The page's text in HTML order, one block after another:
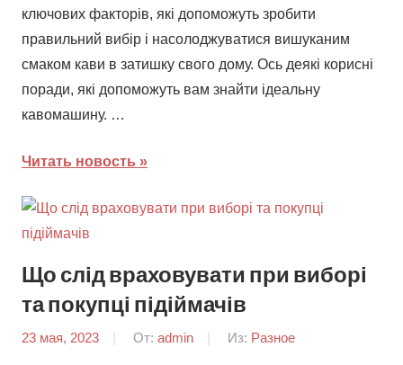
ключових факторів, які допоможуть зробити
правильний вибір і насолоджуватися вишуканим
смаком кави в затишку свого дому. Ось деякі корисні
поради, які допоможуть вам знайти ідеальну
кавомашину. …
Читать новость
Що слід враховувати при виборі
та покупці підіймачів
23 мая, 2023 От: admin Из: Разное